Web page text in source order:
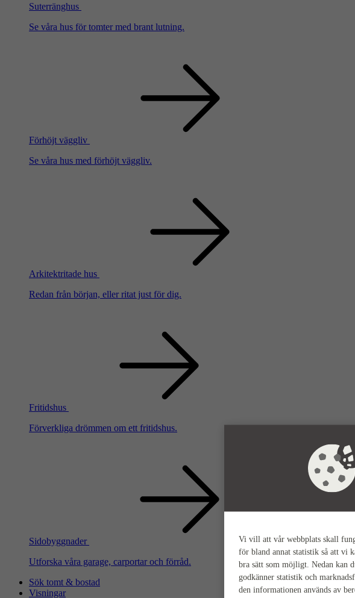
Vi vill att vår webbplats skall
för bland annat statistik så att vi
bra sätt som möjligt. Nedan kan
godkänner statistik och
den informationen används av
Suterränghus
Se våra hus för tomter med brant lutning.
Förhöjt väggliv
Se våra hus med förhöjt väggliv.
Arkitektritade hus
Redan från början, eller ritat just för dig.
Fritidshus
Förverkliga drömmen om ett fritidshus.
Sidobyggnader
Utforska våra garage, carportar och förråd.
Sök tomt & bostad
Visningar